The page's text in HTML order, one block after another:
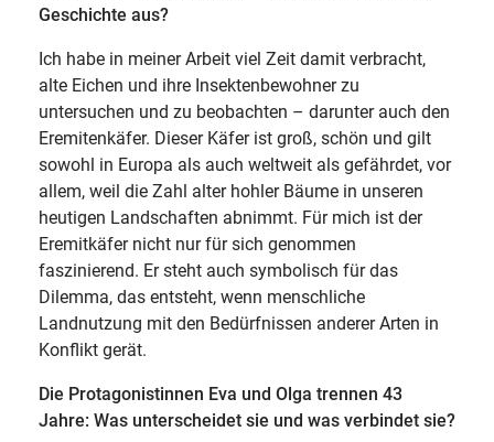
Geschichte aus?
Ich habe in meiner Arbeit viel Zeit damit verbracht,
alte Eichen und ihre Insektenbewohner zu
untersuchen und zu beobachten – darunter auch den
Eremitenkäfer. Dieser Käfer ist groß, schön und gilt
sowohl in Europa als auch weltweit als gefährdet, vor
allem, weil die Zahl alter hohler Bäume in unseren
heutigen Landschaften abnimmt. Für mich ist der
Eremitkäfer nicht nur für sich genommen
faszinierend. Er steht auch symbolisch für das
Dilemma, das entsteht, wenn menschliche
Landnutzung mit den Bedürfnissen anderer Arten in
Konflikt gerät.
Die Protagonistinnen Eva und Olga trennen 43
Jahre: Was unterscheidet sie und was verbindet sie?